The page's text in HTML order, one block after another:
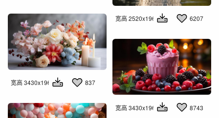
宽高 2520x1960 6207
宽高 3430x1960 837
宽高 3430x1960 8743